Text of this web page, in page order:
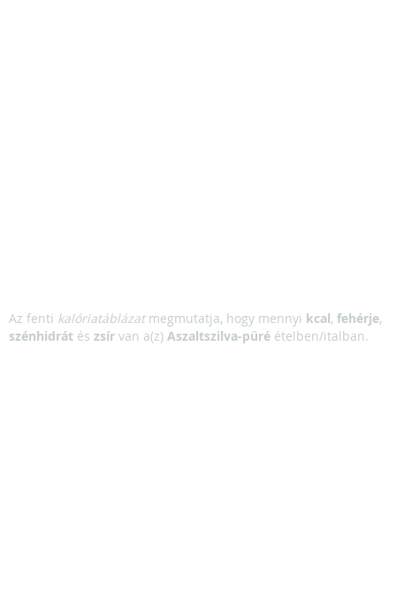
Az fenti kalóriatáblázatmegmutatja, hogy mennyi kcal, fehérje,
szénhidrát és zsír van a(z) Aszaltszilva-püré ételben/italban.